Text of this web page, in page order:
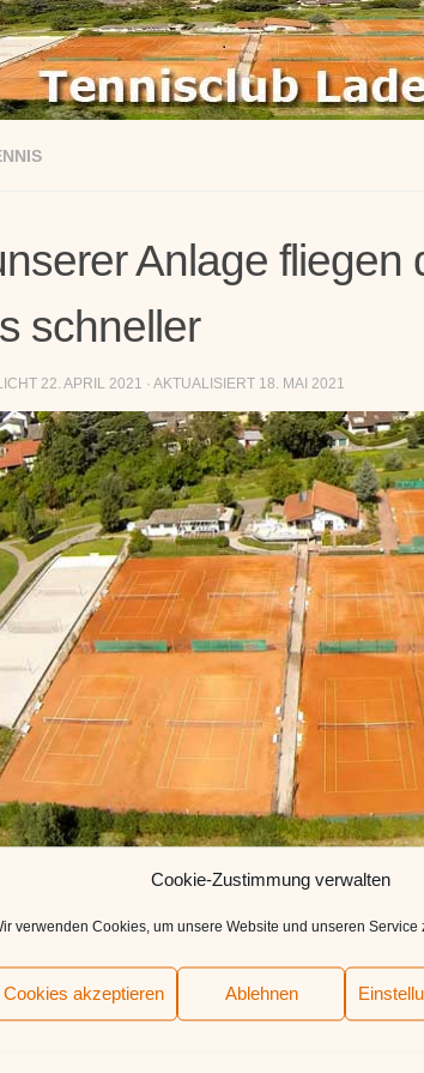
Cookie-Zustimmung verwalten
verwenden Cookies, um unsere Website und unseren Service
Cookies akzeptieren Ablehnen
Anlage fliegen
schneller
22. APRIL 2021 · AKTUALISIERT 18. MAI 2021
schon ein neues Gesicht auf unseren
Tennis Academy auf unserer Anlage
10 Jahre auf der Tour unterwegs und lange
Auch für Grün-Weiß Mannheim hat er